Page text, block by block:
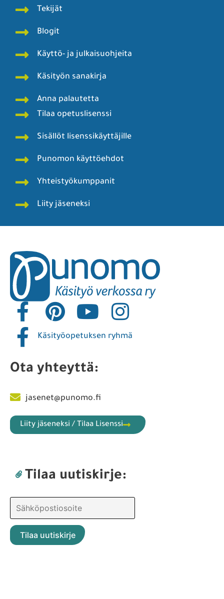
Tekijät
Blogit
Käyttö- ja julkaisuohjeita
Käsityön sanakirja
Anna palautetta
Tilaa opetuslisenssi
Sisällöt lisenssikäyttäjille
Punomon käyttöehdot
Yhteistyökumppanit
Liity jäseneksi
Käsityöopetuksen ryhmä
Ota yhteyttä:
jasenet@punomo.fi
Liity jäseneksi / Tilaa Lisenssi
Tilaa uutiskirje: